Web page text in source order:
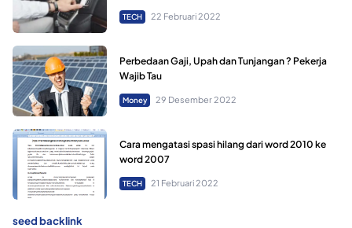
TECH 22 Februari 2022
Perbedaan Gaji, Upah dan Tunjangan ? Pekerja
Wajib Tau
Money 29 Desember 2022
Cara mengatasi spasi hilang dari word 2010 ke
word 2007
TECH 21 Februari 2022
seed backlink